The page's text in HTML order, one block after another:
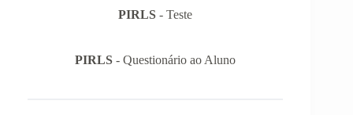
PIRLS - Teste
PIRLS - Questionário ao Aluno